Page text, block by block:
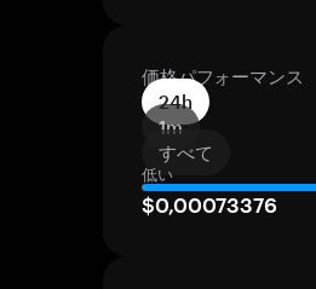
価格パフォーマンス
24h
1m
すべて
低い
$0,00073376